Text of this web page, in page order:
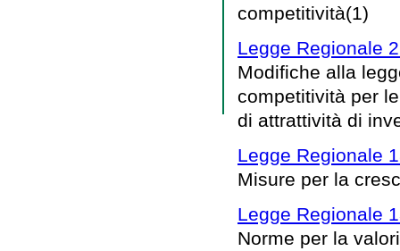
competitività(1)
Legge Regionale
Modifiche alla
competitività per
di attrattività di
Legge Regionale
Misure per la
Legge Regionale
Norme per la